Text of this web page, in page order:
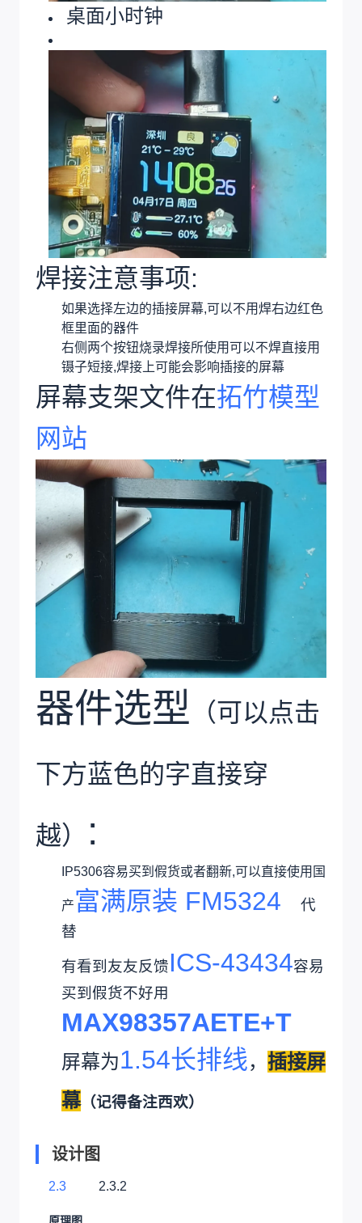
桌面小时钟
焊接注意事项:
如果选择左边的插接屏幕,可以不用焊右边红色
框里面的器件
右侧两个按钮烧录焊接所使用可以不焊直接用
镊子短接,焊接上可能会影响插接的屏幕
屏幕支架文件在拓竹模型
网站
器件选型 （可以点击
下方蓝色的字直接穿
越） :
IP5306容易买到假货或者翻新,可以直接使用国
产富满原装 FM5324
代
替
有看到友友反馈ICS-43434容易
买到假货不好用
MAX98357AETE+T
屏幕为1.54长排线， 插接屏
幕（记得备注西欢）
设计图
2.3 2.3.2